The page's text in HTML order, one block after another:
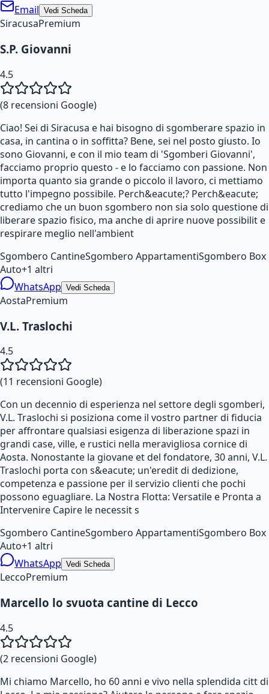
Email Vedi Scheda
SiracusaPremium
S.P. Giovanni
4.5
(8 recensioni Google)
Ciao! Sei di Siracusa e hai bisogno di sgomberare spazio in
casa, in cantina o in soffitta? Bene, sei nel posto giusto. Io
sono Giovanni, e con il mio team di 'Sgomberi Giovanni',
facciamo proprio questo - e lo facciamo con passione. Non
importa quanto sia grande o piccolo il lavoro, ci mettiamo
tutto l'impegno possibile. Perch&eacute;? Perch&eacute;
crediamo che un buon sgombero non sia solo questione di
liberare spazio fisico, ma anche di aprire nuove possibilit e
respirare meglio nell'ambient
Sgombero CantineSgombero AppartamentiSgombero Box
Auto+1 altri
WhatsApp Vedi Scheda
AostaPremium
V.L. Traslochi
4.5
(11 recensioni Google)
Con un decennio di esperienza nel settore degli sgomberi,
V.L. Traslochi si posiziona come il vostro partner di fiducia
per affrontare qualsiasi esigenza di liberazione spazi in
grandi case, ville, e rustici nella meravigliosa cornice di
Aosta. Nonostante la giovane et del fondatore, 30 anni, V.L.
Traslochi porta con s&eacute; un'eredit di dedizione,
competenza e passione per il servizio clienti che pochi
possono eguagliare. La Nostra Flotta: Versatile e Pronta a
Intervenire Capire le necessit s
Sgombero CantineSgombero AppartamentiSgombero Box
Auto+1 altri
WhatsApp Vedi Scheda
LeccoPremium
Marcello lo svuota cantine di Lecco
4.5
(2 recensioni Google)
Mi chiamo Marcello, ho 60 anni e vivo nella splendida citt di